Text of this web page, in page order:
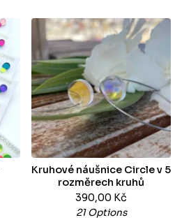
Kruhové náušnice Circle v 5
rozměrech kruhů
390,00 Kč
21 Options